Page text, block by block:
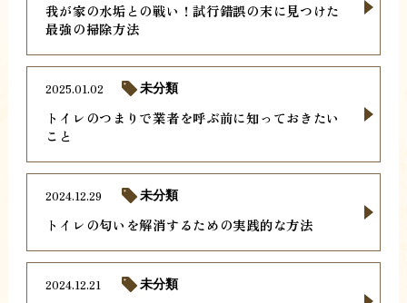
我が家の水垢との戦い！試行錯誤の末に見つけた
最強の掃除方法
トイレのつまりで業者を呼ぶ前に知っておきたい
こと
2025.01.02 未分類
トイレの匂いを解消するための実践的な方法
2024.12.29 未分類
2024.12.21 未分類